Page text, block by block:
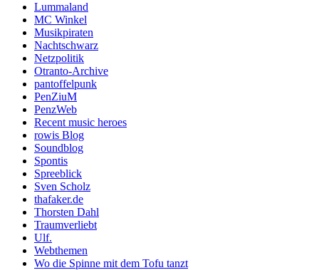
Lummaland
MC Winkel
Musikpiraten
Nachtschwarz
Netzpolitik
Otranto-Archive
pantoffelpunk
PenZiuM
PenzWeb
Recent music heroes
rowis Blog
Soundblog
Spontis
Spreeblick
Sven Scholz
thafaker.de
Thorsten Dahl
Traumverliebt
Ulf.
Webthemen
Wo die Spinne mit dem Tofu tanzt